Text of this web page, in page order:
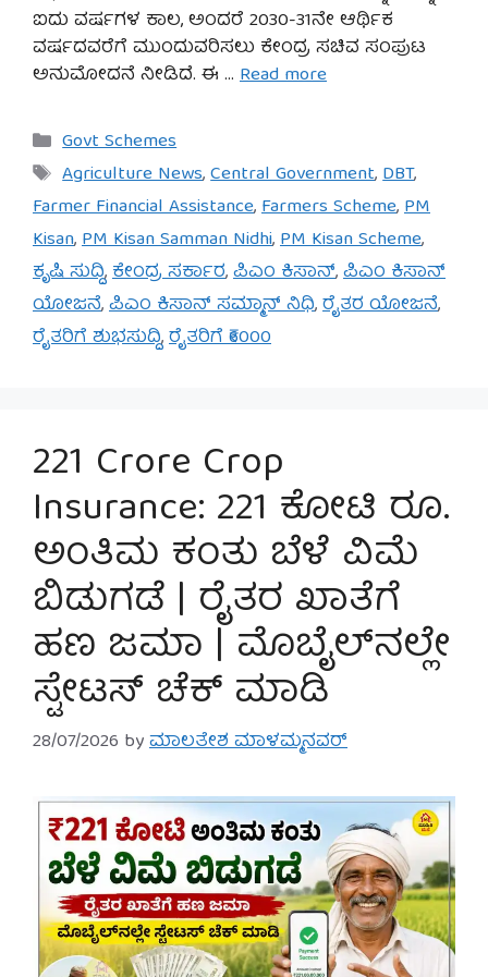
ಐದು ವರ್ಷಗಳ ಕಾಲ, ಅಂದರೆ 2030-31ನೇ ಆರ್ಥಿಕ
ವರ್ಷದವರೆಗೆ ಮುಂದುವರಿಸಲು ಕೇಂದ್ರ ಸಚಿವ ಸಂಪುಟ
ಅನುಮೋದನೆ ನೀಡಿದೆ. ಈ … Read more
Categories
Govt Schemes
Tags
Agriculture News,Central Government,DBT,
Farmer Financial Assistance,Farmers Scheme,PM
Kisan,PM Kisan Samman Nidhi,PM Kisan Scheme,
ಕೃಷಿ ಸುದ್ದಿ,ಕೇಂದ್ರ ಸರ್ಕಾರ,ಪಿಎಂ ಕಿಸಾನ್,ಪಿಎಂ ಕಿಸಾನ್
ಯೋಜನೆ,ಪಿಎಂ ಕಿಸಾನ್ ಸಮ್ಮಾನ್ ನಿಧಿ,ರೈತರ ಯೋಜನೆ,
ರೈತರಿಗೆ ಶುಭಸುದ್ದಿ,ರೈತರಿಗೆ ₹6000
221 Crore Crop
Insurance: 221 ಕೋಟಿ ರೂ.
ಅಂತಿಮ ಕಂತು ಬೆಳೆ ವಿಮೆ
ಬಿಡುಗಡೆ | ರೈತರ ಖಾತೆಗೆ
ಹಣ ಜಮಾ | ಮೊಬೈಲ್‌ನಲ್ಲೇ
ಸ್ಟೇಟಸ್ ಚೆಕ್ ಮಾಡಿ
28/07/2026 byಮಾಲತೇಶ ಮಾಳಮ್ಮನವರ್